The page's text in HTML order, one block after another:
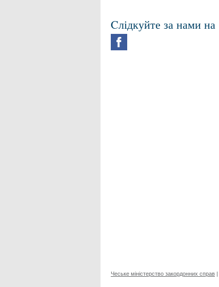
Cлідкуйте за нами на
Чеське міністерство закордонних справ |